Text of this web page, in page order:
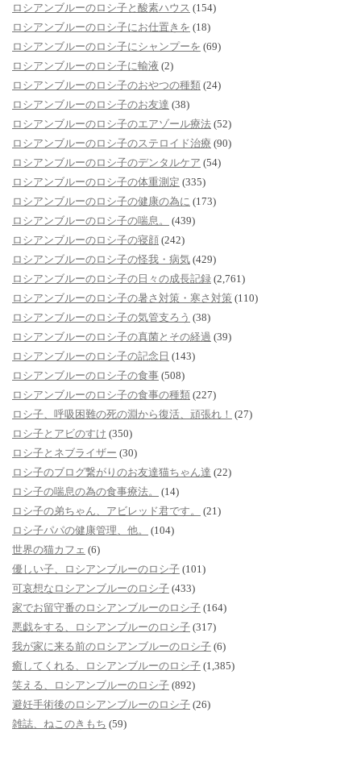
ロシアンブルーのロシ子と酸素ハウス (154)
ロシアンブルーのロシ子にお仕置きを (18)
ロシアンブルーのロシ子にシャンプーを (69)
ロシアンブルーのロシ子に輸液 (2)
ロシアンブルーのロシ子のおやつの種類 (24)
ロシアンブルーのロシ子のお友達 (38)
ロシアンブルーのロシ子のエアゾール療法 (52)
ロシアンブルーのロシ子のステロイド治療 (90)
ロシアンブルーのロシ子のデンタルケア (54)
ロシアンブルーのロシ子の体重測定 (335)
ロシアンブルーのロシ子の健康の為に (173)
ロシアンブルーのロシ子の喘息。
(439)
ロシアンブルーのロシ子の寝顔 (242)
ロシアンブルーのロシ子の怪我・病気 (429)
ロシアンブルーのロシ子の日々の成長記録 (2,761)
ロシアンブルーのロシ子の暑さ対策・寒さ対策 (110)
ロシアンブルーのロシ子の気管支ろう (38)
ロシアンブルーのロシ子の真菌とその経過 (39)
ロシアンブルーのロシ子の記念日 (143)
ロシアンブルーのロシ子の食事 (508)
ロシアンブルーのロシ子の食事の種類 (227)
ロシ子、呼吸困難の死の淵から復活、頑張れ！ (27)
ロシ子とアビのすけ (350)
ロシ子とネブライザー (30)
ロシ子のブログ繋がりのお友達猫ちゃん達 (22)
ロシ子の喘息の為の食事療法。
(14)
ロシ子の弟ちゃん、アビレッド君です。
(21)
ロシ子パパの健康管理、他。
(104)
世界の猫カフェ (6)
優しい子、ロシアンブルーのロシ子 (101)
可哀想なロシアンブルーのロシ子 (433)
家でお留守番のロシアンブルーのロシ子 (164)
悪戯をする、ロシアンブルーのロシ子 (317)
我が家に来る前のロシアンブルーのロシ子 (6)
癒してくれる、ロシアンブルーのロシ子 (1,385)
笑える、ロシアンブルーのロシ子 (892)
避妊手術後のロシアンブルーのロシ子 (26)
雑誌、ねこのきもち (59)